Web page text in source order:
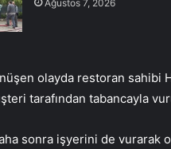
Ağustos 7, 2026
olayda restoran sahibi
tarafından tabancayla
sonra işyerini de vurarak